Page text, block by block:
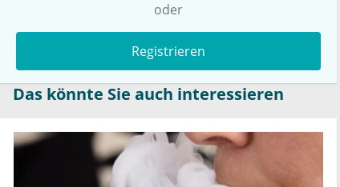
oder
Registrieren
Das könnte Sie auch interessieren